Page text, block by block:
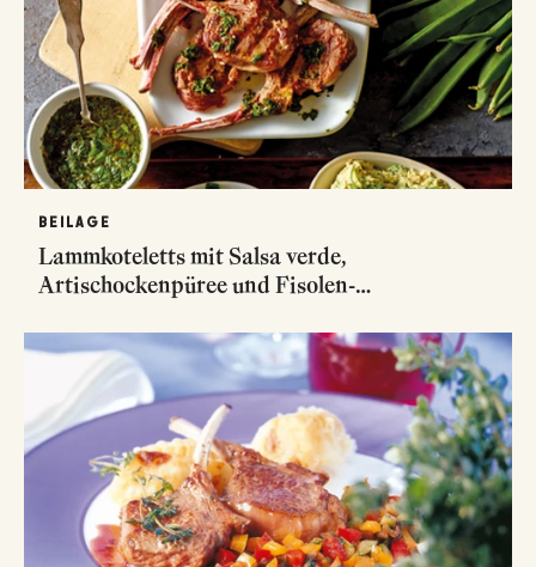
BEILAGE
Lammkoteletts mit Salsa verde,
Artischockenpüree und Fisolen-